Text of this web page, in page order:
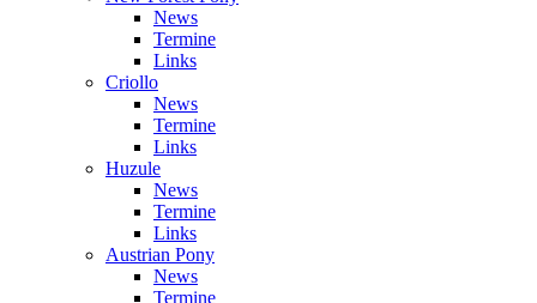
News
Termine
Links
Criollo
News
Termine
Links
Huzule
News
Termine
Links
Austrian Pony
News
Termine